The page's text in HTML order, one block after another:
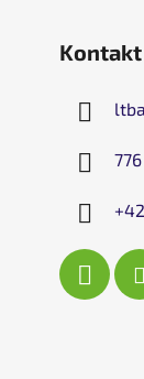
Kontakt